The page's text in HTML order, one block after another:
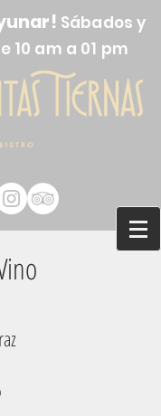
Sábados y
10 am a 01 pm